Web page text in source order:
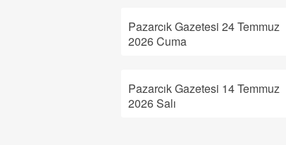
Pazarcık Gazetesi 24 Temmuz
2026 Cuma
Pazarcık Gazetesi 14 Temmuz
2026 Salı